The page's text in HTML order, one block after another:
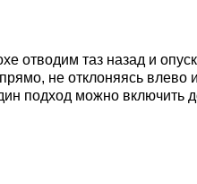
отводим таз назад и
не отклоняясь влево
подход можно включить